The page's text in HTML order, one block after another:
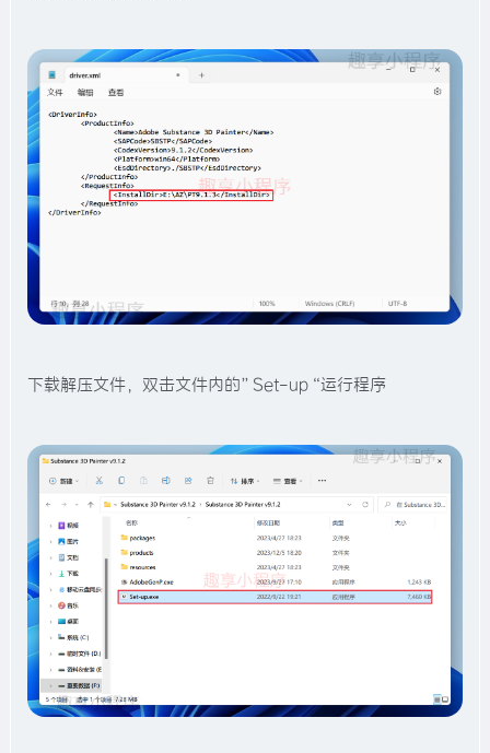
下载解压文件，双击文件内的”Set-up“运行程序